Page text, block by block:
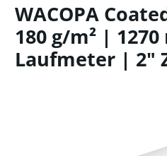
WACOPA
180 g/m² |
Laufmeter | 2"